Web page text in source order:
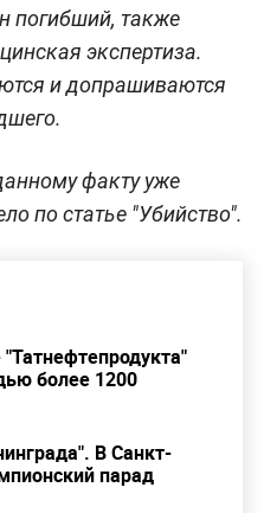
погибший, также
экспертиза.
и допрашиваются
факту уже
по статье "Убийство".
более 1200
В Санкт-
парад